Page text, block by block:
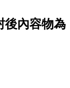
後內容物為